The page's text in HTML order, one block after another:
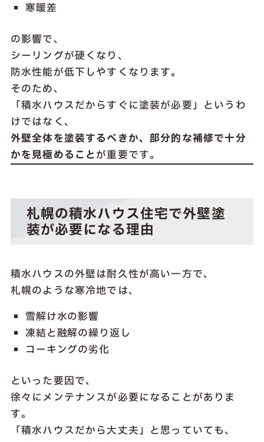
寒暖差
の影響で、
シーリングが硬くなり、
防水性能が低下しやすくなります。
そのため、
「積水ハウスだからすぐに塗装が必要」というわ
けではなく、
外壁全体を塗装するべきか、部分的な補修で十分
かを見極めることが重要です。
札幌の積水ハウス住宅で外壁塗
装が必要になる理由
積水ハウスの外壁は耐久性が高い一方で、
札幌のような寒冷地では、
雪解け水の影響
凍結と融解の繰り返し
コーキングの劣化
といった要因で、
徐々にメンテナンスが必要になることがありま
す。
「積水ハウスだから大丈夫」と思っていても、